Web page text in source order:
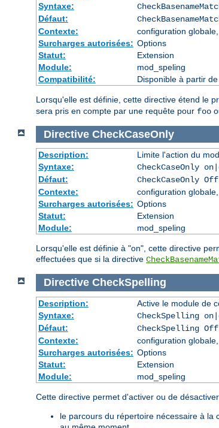
Syntaxe:
Défaut:
Contexte:
configuration
Surcharges autorisées: Options
Statut:
Extension
Module:
mod_speling
Compatibilité:
Disponible à partir
Lorsqu'elle est définie, cette directive étend le
sera pris en compte par une requête pour foo
Directive CheckCaseOnly
Description:
Limite l'action du
Syntaxe:
CheckCaseOnly
Défaut:
CheckCaseOnly Off
Contexte:
configuration
Surcharges autorisées: Options
Statut:
Extension
Module:
mod_speling
Lorsqu'elle est définie à "on", cette directive
effectuées que si la directive
Directive CheckSpelling
Description:
Active le module de
Syntaxe:
CheckSpelling
Défaut:
CheckSpelling Off
Contexte:
configuration
Surcharges autorisées: Options
Statut:
Extension
Module:
mod_speling
Cette directive permet d'activer ou de
le parcours du répertoire nécessaire à